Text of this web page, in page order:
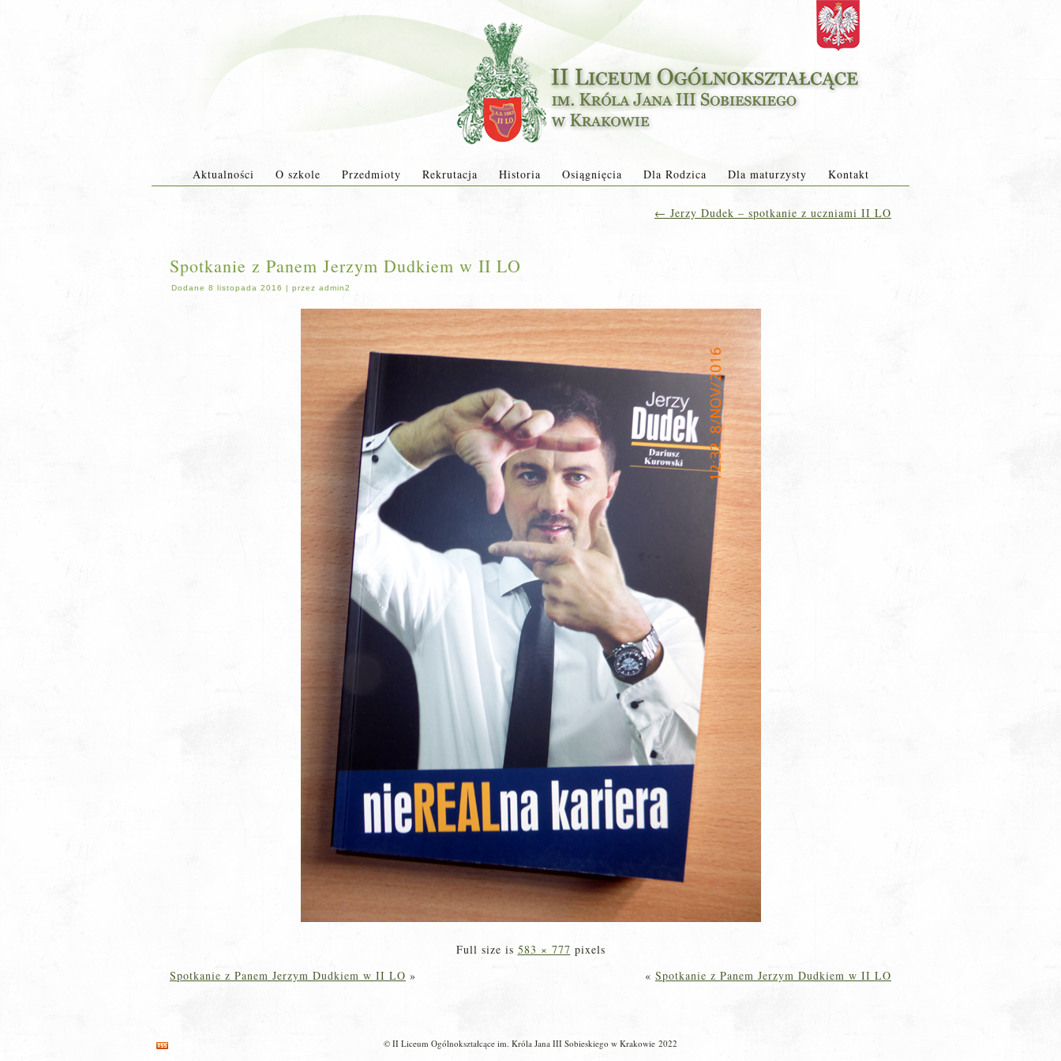
Aktualności O szkole Przedmioty Rekrutacja Historia Osiągnięcia Dla Rodzica Dla maturzysty Kontakt
← Jerzy Dudek – spotkanie z uczniami II LO
Spotkanie z Panem Jerzym Dudkiem w II LO
Dodane 8 listopada 2016 | przez admin2
Full size is 583 × 777 pixels
Spotkanie z Panem Jerzym Dudkiem w II LO » « Spotkanie z Panem Jerzym Dudkiem w II LO
© II Liceum Ogólnokształcące im. Króla Jana III Sobieskiego w Krakowie 2022